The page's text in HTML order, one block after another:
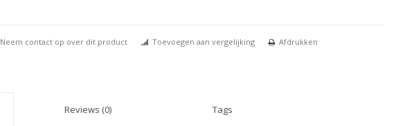
Neem contact op over dit product Toevoegen aan vergelijking Afdrukken
Reviews (0) Tags